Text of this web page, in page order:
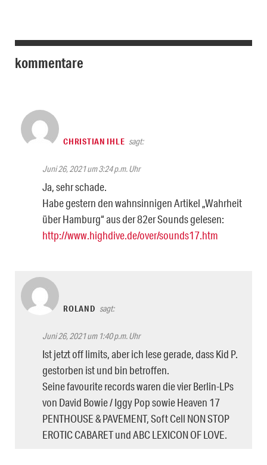
kommentare
CHRISTIAN IHLE sagt:
Juni 26, 2021 um 3:24 p.m. Uhr
Ja, sehr schade.
Habe gestern den wahnsinnigen Artikel „Wahrheit
über Hamburg“ aus der 82er Sounds gelesen:
http://www.highdive.de/over/sounds17.htm
ROLAND sagt:
Juni 26, 2021 um 1:40 p.m. Uhr
Ist jetzt off limits, aber ich lese gerade, dass Kid P.
gestorben ist und bin betroffen.
Seine favourite records waren die vier Berlin-LPs
von David Bowie / Iggy Pop sowie Heaven 17
PENTHOUSE & PAVEMENT, Soft Cell NON STOP
EROTIC CABARET und ABC LEXICON OF LOVE.